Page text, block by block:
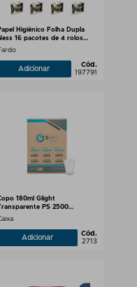
Higiênico Folha Dupla
16 pacotes de 4 rolos
30m
Adicionar
Cód.
197791
180ml Glight
PS 2500
Adicionar
Cód.
2713